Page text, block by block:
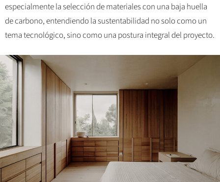
especialmente la selección de materiales con una baja huella
de carbono, entendiendo la sustentabilidad no solo como un
tema tecnológico, sino como una postura integral del proyecto.